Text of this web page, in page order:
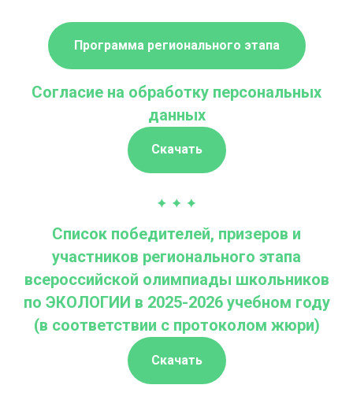
Программа регионального этапа
Согласие на обработку персональных
данных
Скачать
Список победителей, призеров и
участников регионального этапа
всероссийской олимпиады школьников
по ЭКОЛОГИИ в 2025-2026 учебном году
(в соответствии с протоколом жюри)
Скачать